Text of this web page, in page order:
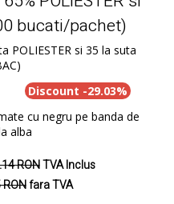
bucati/pachet)
POLIESTER si 35 la suta
Discount -29.03%
cu negru pe banda de
alba
RONTVA Inclus
fara TVA